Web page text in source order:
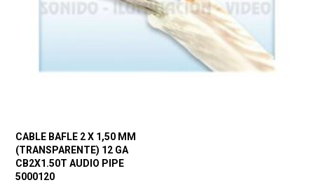
CABLE BAFLE 2 X 1,50 MM
(TRANSPARENTE) 12 GA
CB2X1.50T AUDIO PIPE
5000120